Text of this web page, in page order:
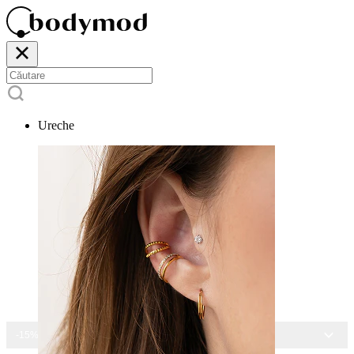
Ureche
-15% LA TOATE BIJUTERIILE